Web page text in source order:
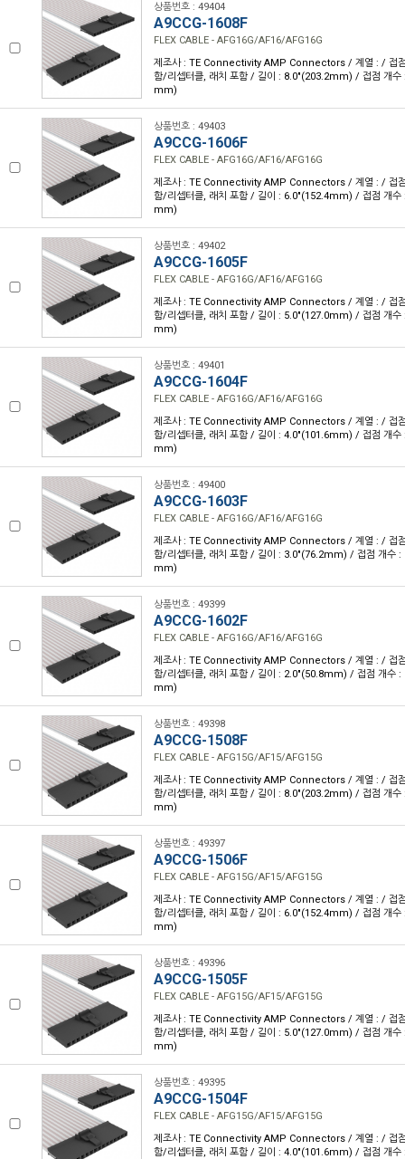
상품번호 : 49404
A9CCG-1608F
FLEX CABLE - AFG16G/AF16/AFG16G
제조사 : TE Connectivity AMP Connectors / 계열 : / 접점
함/리셉터클, 래치 포함 / 길이 : 8.0"(203.2mm) / 접점 개
mm)
상품번호 : 49403
A9CCG-1606F
FLEX CABLE - AFG16G/AF16/AFG16G
제조사 : TE Connectivity AMP Connectors / 계열 : / 접점
함/리셉터클, 래치 포함 / 길이 : 6.0"(152.4mm) / 접점 개
mm)
상품번호 : 49402
A9CCG-1605F
FLEX CABLE - AFG16G/AF16/AFG16G
제조사 : TE Connectivity AMP Connectors / 계열 : / 접점
함/리셉터클, 래치 포함 / 길이 : 5.0"(127.0mm) / 접점 개
mm)
상품번호 : 49401
A9CCG-1604F
FLEX CABLE - AFG16G/AF16/AFG16G
제조사 : TE Connectivity AMP Connectors / 계열 : / 접점
함/리셉터클, 래치 포함 / 길이 : 4.0"(101.6mm) / 접점 개
mm)
상품번호 : 49400
A9CCG-1603F
FLEX CABLE - AFG16G/AF16/AFG16G
제조사 : TE Connectivity AMP Connectors / 계열 : / 접점
함/리셉터클, 래치 포함 / 길이 : 3.0"(76.2mm) / 접점 개수
mm)
상품번호 : 49399
A9CCG-1602F
FLEX CABLE - AFG16G/AF16/AFG16G
제조사 : TE Connectivity AMP Connectors / 계열 : / 접점
함/리셉터클, 래치 포함 / 길이 : 2.0"(50.8mm) / 접점 개수
mm)
상품번호 : 49398
A9CCG-1508F
FLEX CABLE - AFG15G/AF15/AFG15G
제조사 : TE Connectivity AMP Connectors / 계열 : / 접점
함/리셉터클, 래치 포함 / 길이 : 8.0"(203.2mm) / 접점 개
mm)
상품번호 : 49397
A9CCG-1506F
FLEX CABLE - AFG15G/AF15/AFG15G
제조사 : TE Connectivity AMP Connectors / 계열 : / 접점
함/리셉터클, 래치 포함 / 길이 : 6.0"(152.4mm) / 접점 개
mm)
상품번호 : 49396
A9CCG-1505F
FLEX CABLE - AFG15G/AF15/AFG15G
제조사 : TE Connectivity AMP Connectors / 계열 : / 접점
함/리셉터클, 래치 포함 / 길이 : 5.0"(127.0mm) / 접점 개
mm)
상품번호 : 49395
A9CCG-1504F
FLEX CABLE - AFG15G/AF15/AFG15G
제조사 : TE Connectivity AMP Connectors / 계열 : / 접점
함/리셉터클, 래치 포함 / 길이 : 4.0"(101.6mm) / 접점 개